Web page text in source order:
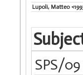
Lupoli, Matteo
SPS/